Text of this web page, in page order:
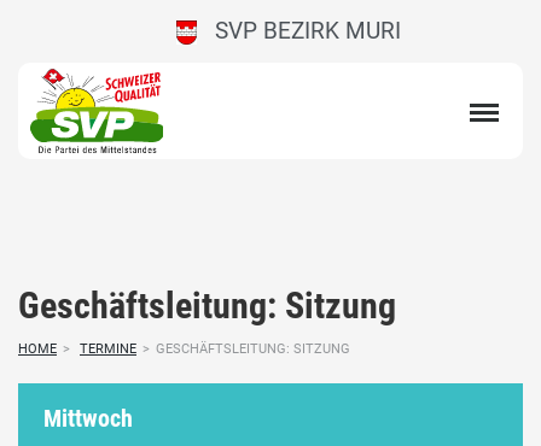
SVP BEZIRK MURI
Geschäftsleitung: Sitzung
HOME > TERMINE > GESCHÄFTSLEITUNG: SITZUNG
Mittwoch